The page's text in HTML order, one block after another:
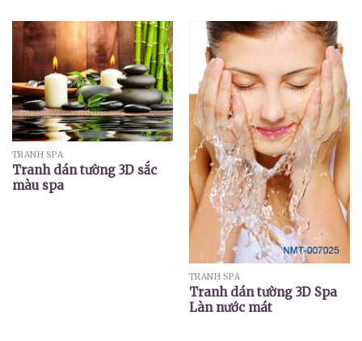
TRANH SPA
Tranh dán tường 3D sắc
màu spa
TRANH SPA
Tranh dán tường 3D Spa
Làn nước mát